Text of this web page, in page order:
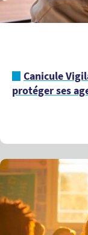
Canicule
protéger ses